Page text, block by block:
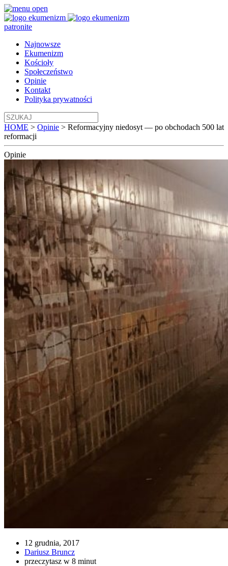
patronite
Najnowsze
Ekumenizm
Kościoły
Społeczeństwo
Opinie
Kontakt
Polityka prywatności
HOME > Opinie > Reformacyjny niedosyt — po obchodach 500 lat
reformacji
Opinie
12 grudnia, 2017
Dariusz Bruncz
przeczytasz w 8 minut